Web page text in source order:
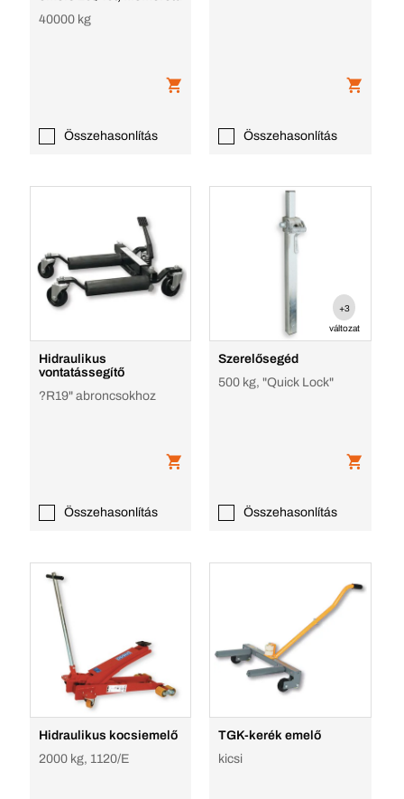
40000 kg
Összehasonlítás Összehasonlítás
Hidraulikus
vontatássegítő
?R19" abroncsokhoz
Összehasonlítás
+3
változat
Szerelősegéd
500 kg, "Quick Lock"
Összehasonlítás
Hidraulikus kocsiemelő
2000 kg, 1120/E
TGK-kerék emelő
kicsi